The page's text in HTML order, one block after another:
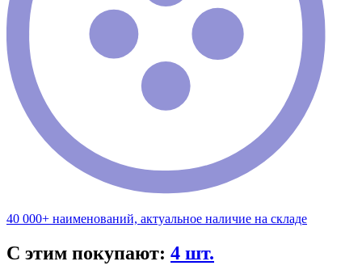
40 000+ наименований, актуальное наличие на складе
С этим покупают: 4 шт.